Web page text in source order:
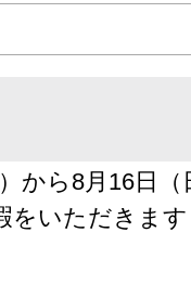
から8月16日
をいただきます